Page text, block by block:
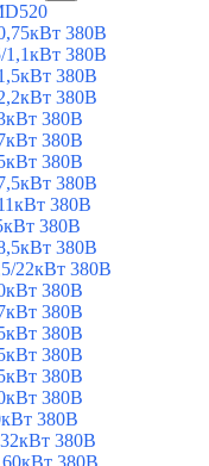
380В
1,1кВт 380В
380В
380В
380В
380В
380В
380В
380В
380В
380В
22кВт 380В
380В
380В
380В
380В
380В
380В
380В
380В